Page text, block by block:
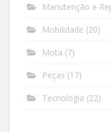
Manutenção e
Mobilidade (20)
Mota (7)
Peças (17)
Tecnologia (22)